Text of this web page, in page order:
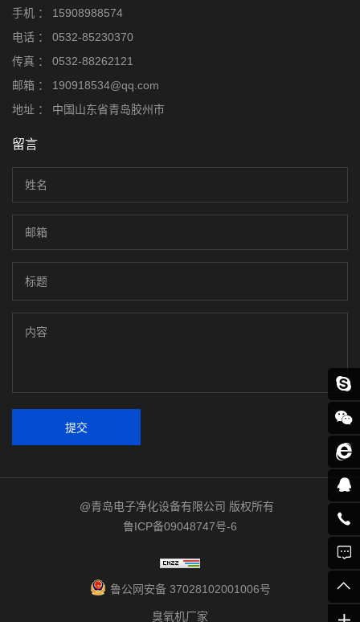
手机 ：
15908988574
电话 ：
0532-85230370
传真 ：
0532-88262121
邮箱 ：
190918534@qq.com
地址 ：
中国山东省青岛胶州市
留言
提交
@青岛电子净化设备有限公司 版权所有
鲁ICP备09048747号-6
鲁公网安备 37028102001006号
臭氧机厂家